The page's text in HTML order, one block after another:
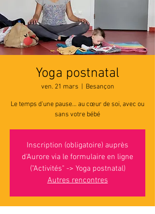
Yoga postnatal
ven. 21 mars Besançon
Le temps d'une pause... au cœur de soi, avec ou
sans votre bébé
Inscription (obligatoire) auprès
d'Aurore via le formulaire en ligne
("Activités" -> Yoga postnatal)
Autres rencontres